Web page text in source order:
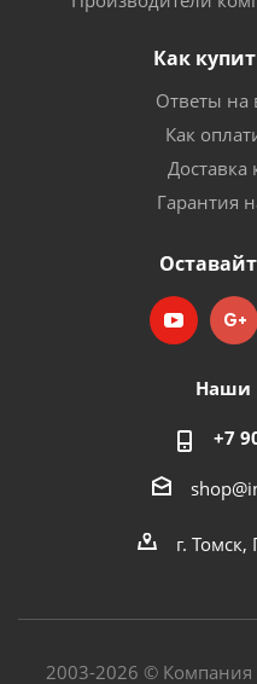
Как
Ответы на
Как
Гарантия
Наши
+7
г.
2003-2026 © Компания